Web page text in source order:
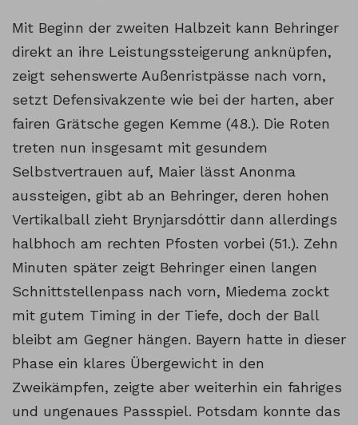
Mit Beginn der zweiten Halbzeit kann Behringer
direkt an ihre Leistungssteigerung anknüpfen,
zeigt sehenswerte Außenristpässe nach vorn,
setzt Defensivakzente wie bei der harten, aber
fairen Grätsche gegen Kemme (48.). Die Roten
treten nun insgesamt mit gesundem
Selbstvertrauen auf, Maier lässt Anonma
aussteigen, gibt ab an Behringer, deren hohen
Vertikalball zieht Brynjarsdóttir dann allerdings
halbhoch am rechten Pfosten vorbei (51.). Zehn
Minuten später zeigt Behringer einen langen
Schnittstellenpass nach vorn, Miedema zockt
mit gutem Timing in der Tiefe, doch der Ball
bleibt am Gegner hängen. Bayern hatte in dieser
Phase ein klares Übergewicht in den
Zweikämpfen, zeigte aber weiterhin ein fahriges
und ungenaues Passspiel. Potsdam konnte das